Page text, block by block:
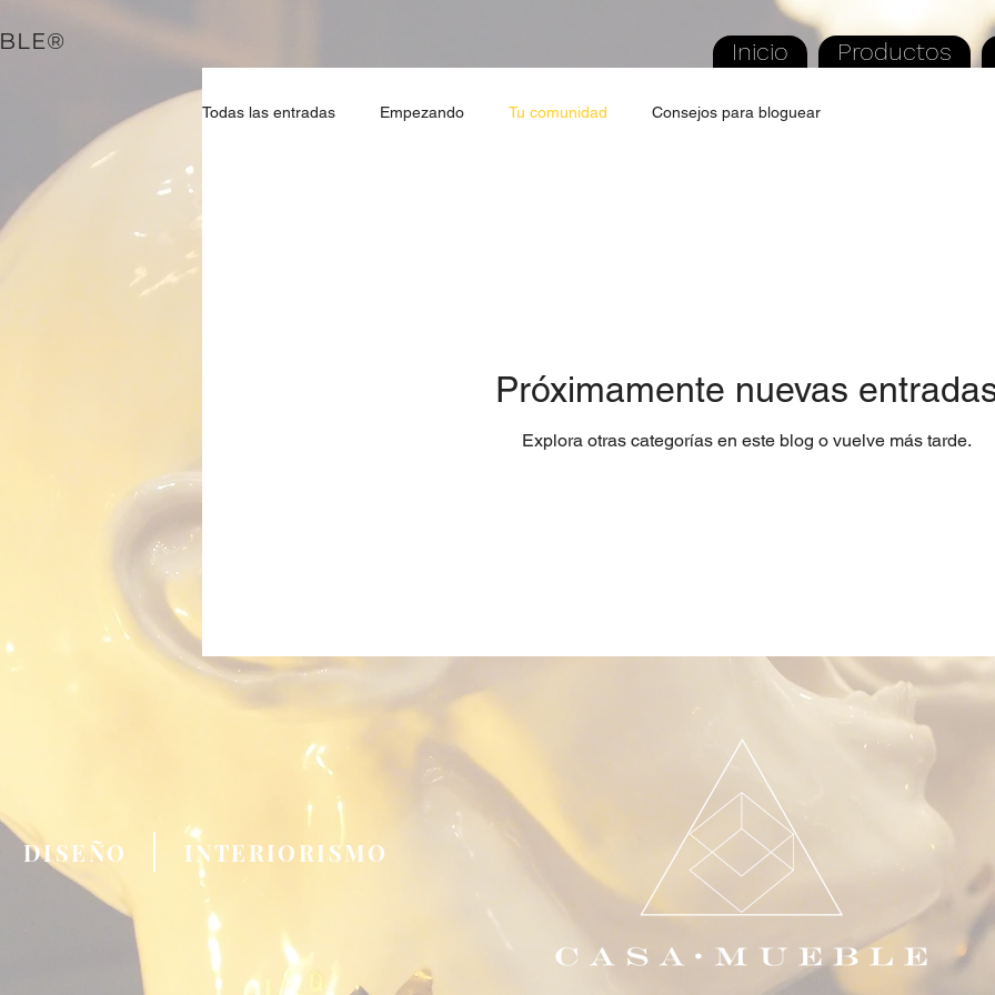
Inicio Productos
Todas las entradas Empezando Tu comunidad Consejos para bloguear
Próximamente nuevas
Explora otras categorías en este blog o vuelve más tarde.
DISEÑO INTERIORISMO